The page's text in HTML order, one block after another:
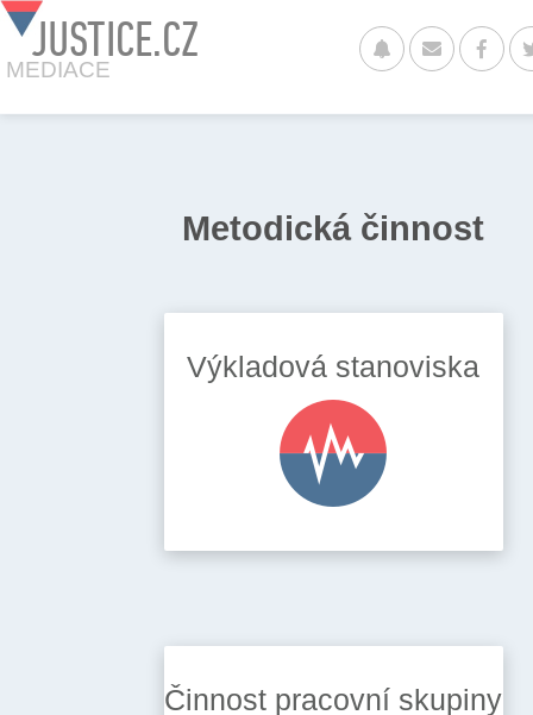
JUSTICE.CZ
MEDIACE
Metodická činnost
Výkladová stanoviska
Činnost pracovní skupiny